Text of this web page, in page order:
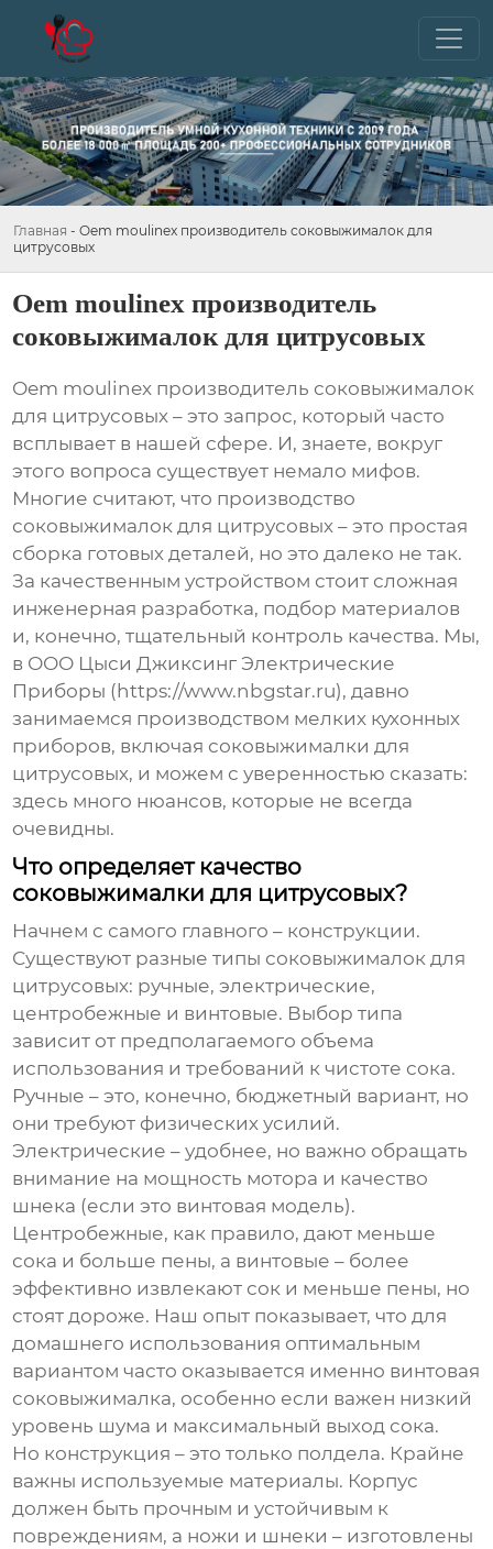
Главная - Oem moulinex производитель соковыжималок для
цитрусовых
Oem moulinex производитель
соковыжималок для цитрусовых
Оem moulinex производитель соковыжималок
для цитрусовых – это запрос, который часто
всплывает в нашей сфере. И, знаете, вокруг
этого вопроса существует немало мифов.
Многие считают, что производство
соковыжималок для цитрусовых – это простая
сборка готовых деталей, но это далеко не так.
За качественным устройством стоит сложная
инженерная разработка, подбор материалов
и, конечно, тщательный контроль качества. Мы,
в ООО Цыси Джиксинг Электрические
Приборы (https://www.nbgstar.ru), давно
занимаемся производством мелких кухонных
приборов, включая соковыжималки для
цитрусовых, и можем с уверенностью сказать:
здесь много нюансов, которые не всегда
очевидны.
Что определяет качество
соковыжималки для цитрусовых?
Начнем с самого главного – конструкции.
Существуют разные типы соковыжималок для
цитрусовых: ручные, электрические,
центробежные и винтовые. Выбор типа
зависит от предполагаемого объема
использования и требований к чистоте сока.
Ручные – это, конечно, бюджетный вариант, но
они требуют физических усилий.
Электрические – удобнее, но важно обращать
внимание на мощность мотора и качество
шнека (если это винтовая модель).
Центробежные, как правило, дают меньше
сока и больше пены, а винтовые – более
эффективно извлекают сок и меньше пены, но
стоят дороже. Наш опыт показывает, что для
домашнего использования оптимальным
вариантом часто оказывается именно винтовая
соковыжималка, особенно если важен низкий
уровень шума и максимальный выход сока.
Но конструкция – это только полдела. Крайне
важны используемые материалы. Корпус
должен быть прочным и устойчивым к
повреждениям, а ножи и шнеки – изготовлены